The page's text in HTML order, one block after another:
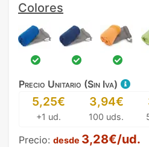
Colores
Precio Unitario (Sin Iva)
5,25€
+1 ud.
3,94€
100 uds.
Precio: desde 3,28€/ud.